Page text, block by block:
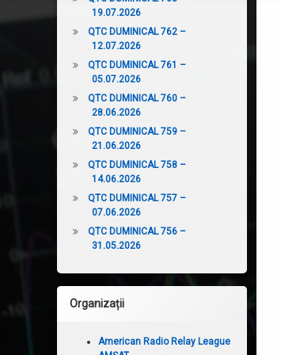
19.07.2026
QTC DUMINICAL 762 –
12.07.2026
QTC DUMINICAL 761 –
05.07.2026
QTC DUMINICAL 760 –
28.06.2026
QTC DUMINICAL 759 –
21.06.2026
QTC DUMINICAL 758 –
14.06.2026
QTC DUMINICAL 757 –
07.06.2026
QTC DUMINICAL 756 –
31.05.2026
Organizații
American Radio Relay League